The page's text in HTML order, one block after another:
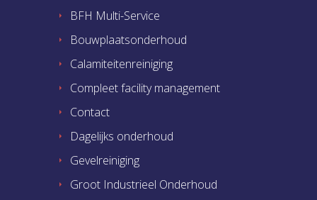
BFH Multi-Service
Bouwplaatsonderhoud
Calamiteitenreiniging
Compleet facility management
Contact
Dagelijks onderhoud
Gevelreiniging
Groot Industrieel Onderhoud